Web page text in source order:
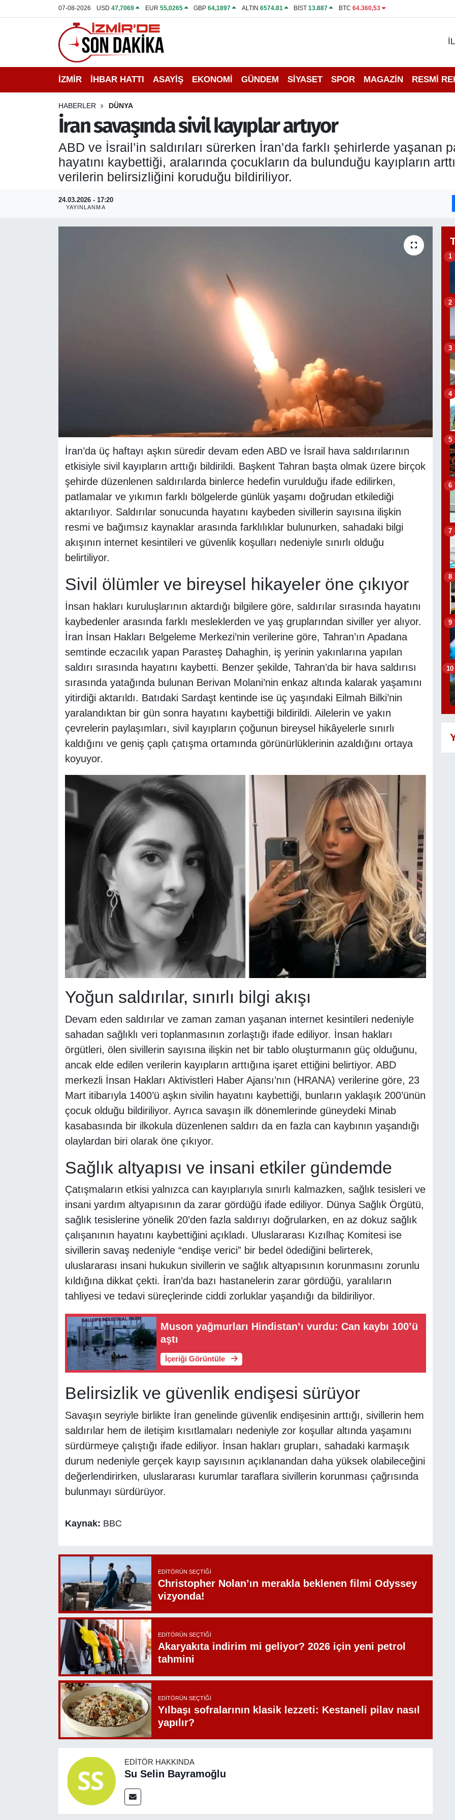
07-08-2026 USD47,7069 EUR 55,0265 GBP64,1897 ALTIN 6574.81 BİST13.887 BTC 64.360,53
İZMİR İHBAR HATTI ASAYİŞ EKONOMİ GÜNDEM SİYASET SPOR MAGAZİN RESMİ
HABERLER DÜNYA
İran savaşında sivil kayıplar artıyor
ABD ve İsrail’in saldırıları sürerken İran’da farklı şehirlerde
hayatını kaybettiği, aralarında çocukların da bulunduğu kayıpların
verilerin belirsizliğini koruduğu bildiriliyor.
24.03.2026 - 17:20
YAYINLANMA
İran’da üç haftayı aşkın süredir devam eden ABD ve İsrail hava saldırılarının
etkisiyle sivil kayıpların arttığı bildirildi. Başkent Tahran başta olmak üzere birçok
şehirde düzenlenen saldırılarda binlerce hedefin vurulduğu ifade edilirken,
patlamalar ve yıkımın farklı bölgelerde günlük yaşamı doğrudan etkilediği
aktarılıyor. Saldırılar sonucunda hayatını kaybeden sivillerin sayısına ilişkin
resmi ve bağımsız kaynaklar arasında farklılıklar bulunurken, sahadaki bilgi
akışının internet kesintileri ve güvenlik koşulları nedeniyle sınırlı olduğu
belirtiliyor.
Sivil ölümler ve bireysel hikayeler öne çıkıyor
İnsan hakları kuruluşlarının aktardığı bilgilere göre, saldırılar sırasında hayatını
kaybedenler arasında farklı mesleklerden ve yaş gruplarından siviller yer alıyor.
İran İnsan Hakları Belgeleme Merkezi’nin verilerine göre, Tahran’ın Apadana
semtinde eczacılık yapan Parasteş Dahaghin, iş yerinin yakınlarına yapılan
saldırı sırasında hayatını kaybetti. Benzer şekilde, Tahran’da bir hava saldırısı
sırasında yatağında bulunan Berivan Molani’nin enkaz altında kalarak yaşamını
yitirdiği aktarıldı. Batıdaki Sardaşt kentinde ise üç yaşındaki Eilmah Bilki’nin
yaralandıktan bir gün sonra hayatını kaybettiği bildirildi. Ailelerin ve yakın
çevrelerin paylaşımları, sivil kayıpların çoğunun bireysel hikâyelerle sınırlı
kaldığını ve geniş çaplı çatışma ortamında görünürlüklerinin azaldığını ortaya
koyuyor.
Yoğun saldırılar, sınırlı bilgi akışı
Devam eden saldırılar ve zaman zaman yaşanan internet kesintileri nedeniyle
sahadan sağlıklı veri toplanmasının zorlaştığı ifade ediliyor. İnsan hakları
örgütleri, ölen sivillerin sayısına ilişkin net bir tablo oluşturmanın güç olduğunu,
ancak elde edilen verilerin kayıpların arttığına işaret ettiğini belirtiyor. ABD
merkezli İnsan Hakları Aktivistleri Haber Ajansı’nın (HRANA) verilerine göre, 23
Mart itibarıyla 1400’ü aşkın sivilin hayatını kaybettiği, bunların yaklaşık 200’ünün
çocuk olduğu bildiriliyor. Ayrıca savaşın ilk dönemlerinde güneydeki Minab
kasabasında bir ilkokula düzenlenen saldırı da en fazla can kaybının yaşandığı
olaylardan biri olarak öne çıkıyor.
Sağlık altyapısı ve insani etkiler gündemde
Çatışmaların etkisi yalnızca can kayıplarıyla sınırlı kalmazken, sağlık tesisleri ve
insani yardım altyapısının da zarar gördüğü ifade ediliyor. Dünya Sağlık Örgütü,
sağlık tesislerine yönelik 20’den fazla saldırıyı doğrularken, en az dokuz sağlık
çalışanının hayatını kaybettiğini açıkladı. Uluslararası Kızılhaç Komitesi ise
sivillerin savaş nedeniyle “endişe verici” bir bedel ödediğini belirterek,
uluslararası insani hukukun sivillerin ve sağlık altyapısının korunmasını zorunlu
kıldığına dikkat çekti. İran’da bazı hastanelerin zarar gördüğü, yaralıların
tahliyesi ve tedavi süreçlerinde ciddi zorluklar yaşandığı da bildiriliyor.
Muson yağmurları Hindistan’ı vurdu: Can kaybı 100’ü
aştı
İçeriği Görüntüle
Belirsizlik ve güvenlik endişesi sürüyor
Savaşın seyriyle birlikte İran genelinde güvenlik endişesinin arttığı, sivillerin hem
saldırılar hem de iletişim kısıtlamaları nedeniyle zor koşullar altında yaşamını
sürdürmeye çalıştığı ifade ediliyor. İnsan hakları grupları, sahadaki karmaşık
durum nedeniyle gerçek kayıp sayısının açıklanandan daha yüksek olabileceğini
değerlendirirken, uluslararası kurumlar taraflara sivillerin korunması çağrısında
bulunmayı sürdürüyor.
Kaynak: BBC
EDITÖRÜN SEÇTIĞI
Christopher Nolan’ın merakla beklenen filmi Odyssey
vizyonda!
EDITÖRÜN SEÇTIĞI
Akaryakıta indirim mi geliyor? 2026 için yeni petrol
tahmini
EDITÖRÜN SEÇTIĞI
Yılbaşı sofralarının klasik lezzeti: Kestaneli pilav nasıl
yapılır?
EDITÖR HAKKINDA
Su Selin Bayramoğlu
1
2
3
4
5
6
7
8
9
10
İHBAR HATTI
DEPREM
EKONOMİ
SİYASET
İzmir Nöbetçi Eczaneler
İzmir Hava Durumu
İzmir Namaz Vakitleri
İzmir Trafik Yoğunluk Haritası
Puan Durumu ve Fikstür
Tüm Manşetler